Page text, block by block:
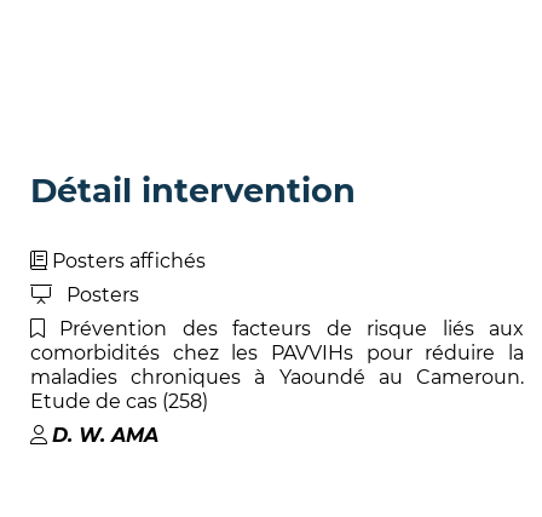
Détail intervention
Posters affichés
Posters
Prévention des facteurs de risque liés aux
comorbidités chez les PAVVIHs pour réduire la
maladies chroniques à Yaoundé au Cameroun.
Etude de cas (258)
D. W.AMA